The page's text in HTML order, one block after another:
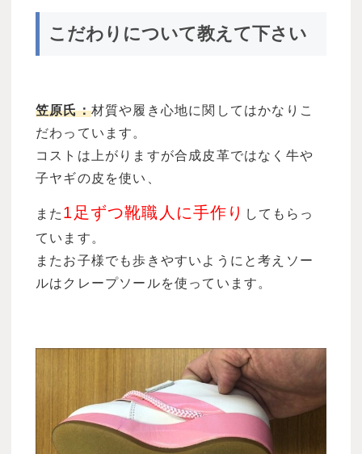
こだわりについて教えて下さい
笠原氏：材質や履き心地に関してはかなりこ
だわっています。
コストは上がりますが合成皮革ではなく牛や
子ヤギの皮を使い、
また 1足ずつ靴職人に手作り してもらっ
ています。
またお子様でも歩きやすいようにと考えソー
ルはクレープソールを使っています。